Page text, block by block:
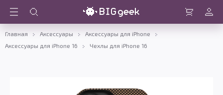
Войти
Главная Аксессуары
Аксессуары для iPhone
Аксессуары для iPhone 16
Чехлы для iPhone 16